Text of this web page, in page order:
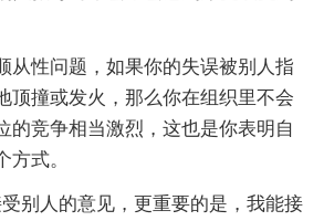
性问题，如果你的失误被别人指
顶撞或发火，那么你在组织里不会
的竞争相当激烈，这也是你表明自
方式。
人的意见，更重要的是，我能接